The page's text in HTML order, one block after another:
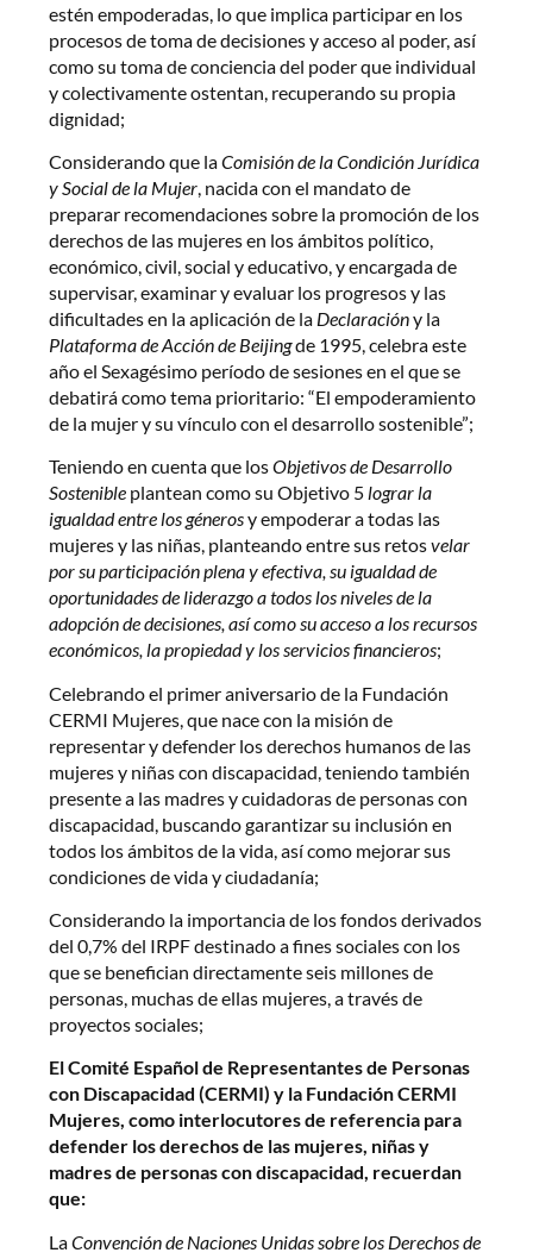
estén empoderadas, lo que implica participar en los
procesos de toma de decisiones y acceso al poder, así
como su toma de conciencia del poder que individual
y colectivamente ostentan, recuperando su propia
dignidad;
Considerando que laComisión de la Condición Jurídica
y Social de la Mujer, nacida con el mandato de
preparar recomendaciones sobre la promoción de los
derechos de las mujeres en los ámbitos político,
económico, civil, social y educativo, y encargada de
supervisar, examinar y evaluar los progresos y las
dificultades en la aplicación de la Declaracióny la
Plataforma de Acción de Beijingde 1995, celebra este
año el Sexagésimo período de sesiones en el que se
debatirá como tema prioritario: “El empoderamiento
de la mujer y su vínculo con el desarrollo sostenible”;
Teniendo en cuenta que losObjetivos de Desarrollo
Sostenible plantean como su Objetivo 5lograr la
igualdad entre los génerosy empoderar a todas las
mujeres y las niñas, planteando entre sus retosvelar
por su participación plena y efectiva, su igualdad de
oportunidades de liderazgo a todos los niveles de la
adopción de decisiones, así como su acceso a los recursos
económicos, la propiedad y los servicios financieros;
Celebrando el primer aniversario de la Fundación
CERMI Mujeres, que nace con la misión de
representar y defender los derechos humanos de las
mujeres y niñas con discapacidad, teniendo también
presente a las madres y cuidadoras de personas con
discapacidad, buscando garantizar su inclusión en
todos los ámbitos de la vida, así como mejorar sus
condiciones de vida y ciudadanía;
Considerando la importancia de los fondos derivados
del 0,7% del IRPF destinado a fines sociales con los
que se benefician directamente seis millones de
personas, muchas de ellas mujeres, a través de
proyectos sociales;
El Comité Español de Representantes de Personas
con Discapacidad (CERMI) y la Fundación CERMI
Mujeres, como interlocutores de referencia para
defender los derechos de las mujeres, niñas y
madres de personas con discapacidad, recuerdan
que:
LaConvención de Naciones Unidas sobre los Derechos de